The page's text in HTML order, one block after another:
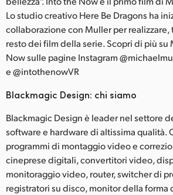
Lo studio creativo Here Be Dragons ha
collaborazione con Muller per realizzare,
resto dei film della serie. Scopri di più su
Now sulle pagine Instagram
e @intothenowVR
Blackmagic Design: chi siamo
Blackmagic Design è leader nel settore
software e hardware di altissima qualità.
programmi di montaggio video e
cineprese digitali, convertitori video,
monitoraggio video, router, switcher di
registratori su disco, monitor della forma